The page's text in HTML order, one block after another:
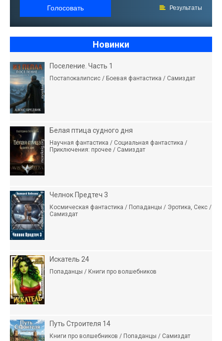
Голосовать Результаты
Новинки
Поселение. Часть 1
Постапокалипсис / Боевая фантастика / Самиздат
Белая птица судного дня
Научная фантастика / Социальная фантастика /
Приключения: прочее / Самиздат
Челнок Предтеч 3
Космическая фантастика / Попаданцы / Эротика, Секс /
Самиздат
Искатель 24
Попаданцы / Книги про волшебников
Путь Строителя 14
Книги про волшебников / Попаданцы / Самиздат